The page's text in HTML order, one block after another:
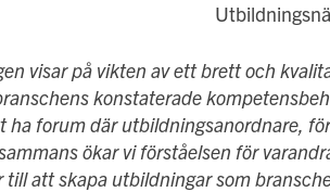
visar på vikten av ett brett och
konstaterade
ha forum där utbildningsanordnare,
ökar vi förståelsen för
att skapa utbildningar som